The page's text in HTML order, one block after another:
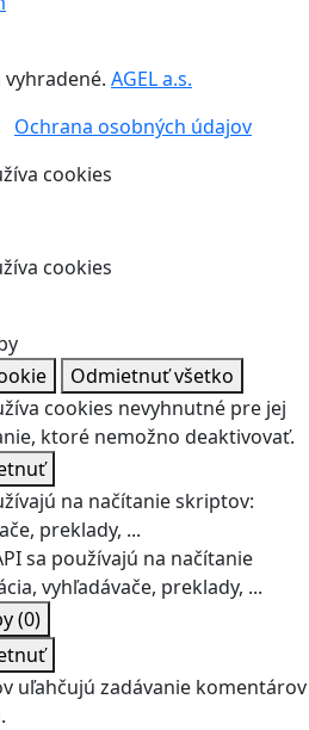
AGEL a.s.
Ochrana osobných údajov
cookies
cookies
Odmietnuť všetko
cookies nevyhnutné pre jej
ktoré nemožno deaktivovať.
na načítanie skriptov:
preklady, ...
sa používajú na načítanie
vyhľadávače, preklady, ...
(0)
uľahčujú zadávanie komentárov